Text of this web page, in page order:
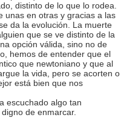
distinto de lo que lo rodea.
unas en otras y gracias a las
da la evolución. La muerte
que se ve distinto de la
opción válida, sino no de
hemos de entender que el
que newtoniano y que al
la vida, pero se acorten o
está bien que nos
escuchado algo tan
de enmarcar.